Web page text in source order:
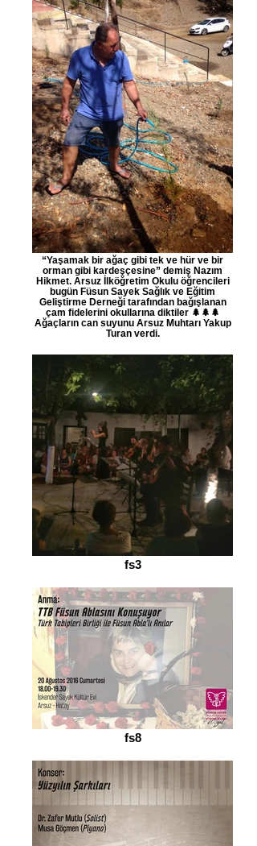
“Yaşamak bir ağaç gibi tek ve hür ve bir
orman gibi kardeşçesine” demiş Nazım
Hikmet. Arsuz İlköğretim Okulu öğrencileri
bugün Füsun Sayek Sağlık ve Eğitim
Geliştirme Derneği tarafından bağışlanan
çam fidelerini okullarına diktiler 🌲🌲🌲
Ağaçların can suyunu Arsuz Muhtarı Yakup
Turan verdi.
fs3
fs8